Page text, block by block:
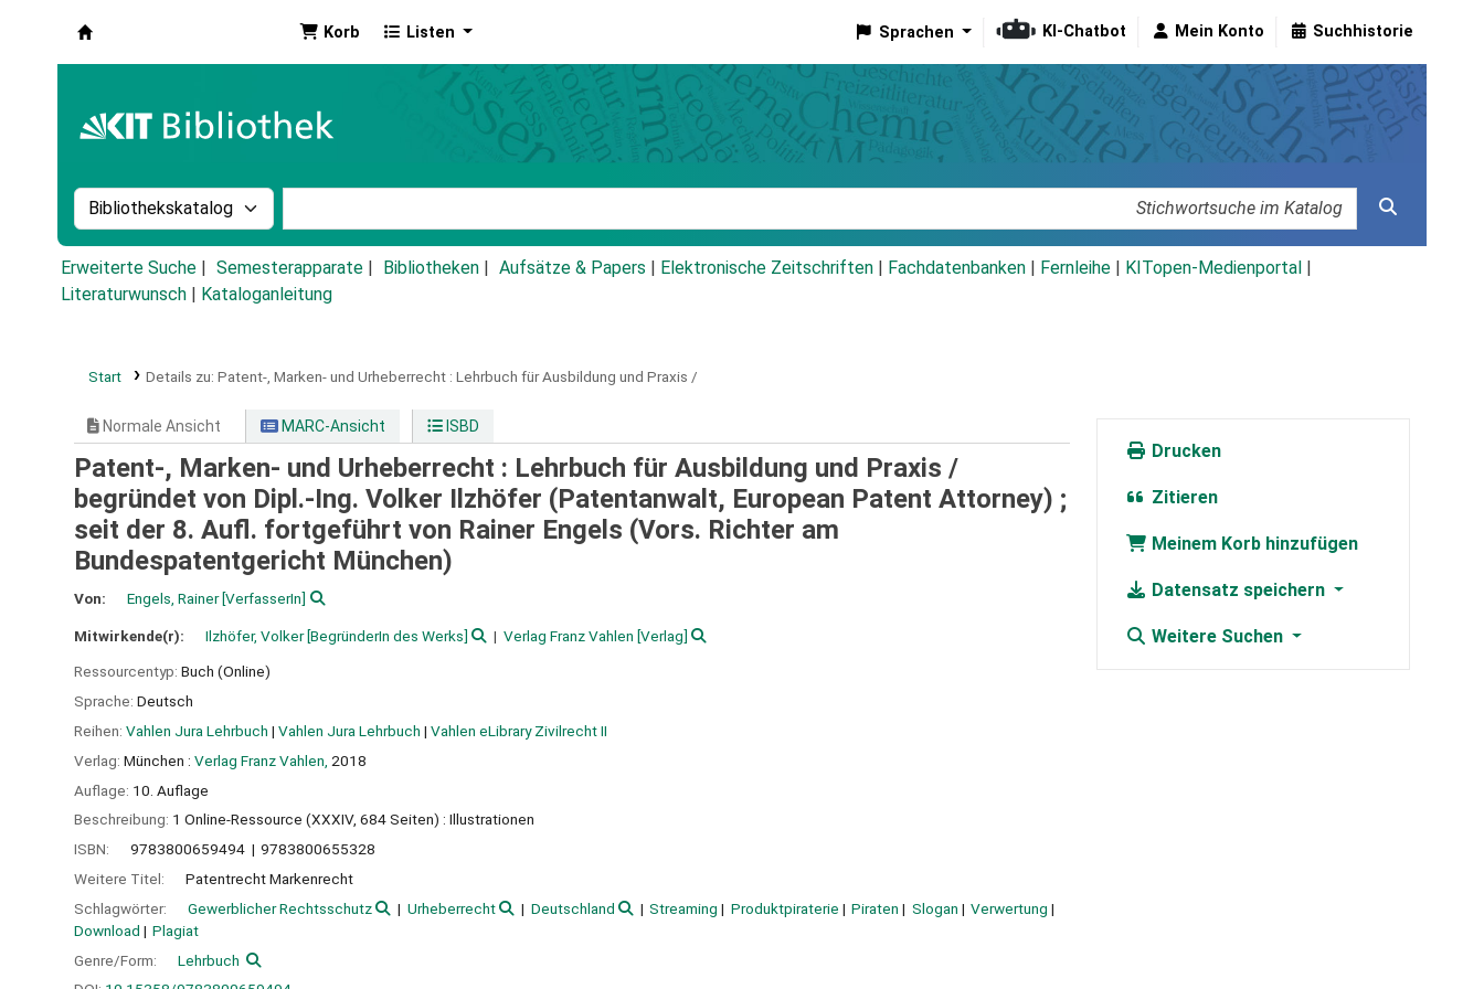
Korb Listen Sprachen KI-Chatbot Mein Konto Suchhistorie
Suche im Katalog nach:
Erweiterte Suche Semesterapparate Bibliotheken Aufsätze & Papers Elektronische Zeitschriften Fachdatenbanken Fernleihe KITopen-Medienportal
Literaturwunsch
Kataloganleitung
Start Details zu: Patent-, Marken- und Urheberrecht : Lehrbuch für Ausbildung und Praxis /
Normale Ansicht MARC-Ansicht ISBD
Patent-, Marken- und Urheberrecht : Lehrbuch für Ausbildung und Praxis /
begründet von Dipl.-Ing. Volker Ilzhöfer (Patentanwalt, European Patent Attorney) ;
seit der 8. Aufl. fortgeführt von Rainer Engels (Vors. Richter am
Bundespatentgericht München)
Von: Engels, Rainer[VerfasserIn]
Mitwirkende(r): Ilzhöfer, Volker[BegründerIn des Werks] Verlag Franz Vahlen [Verlag]
Ressourcentyp: Buch (Online)
Sprache: Deutsch
Reihen: Vahlen Jura Lehrbuch | Vahlen Jura Lehrbuch | Vahlen eLibrary Zivilrecht II
Verlag: München : Verlag Franz Vahlen, 2018
Auflage: 10. Auflage
Beschreibung: 1 Online-Ressource (XXXIV, 684 Seiten) : Illustrationen
ISBN:
9783800659494
9783800655328
Weitere Titel:
Patentrecht Markenrecht
Schlagwörter:
Gewerblicher Rechtsschutz Urheberrecht Deutschland Streaming Produktpiraterie Piraten Slogan
Verwertung
Download
Plagiat
Genre/Form:
Lehrbuch
Drucken
Zitieren
Meinem Korb hinzufügen
Datensatz speichern
Weitere Suchen